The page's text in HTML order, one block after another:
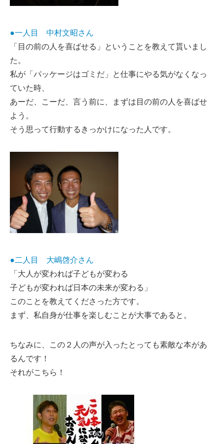
●一人目 中村文昭さん
「目の前の人を喜ばせる」ということを教えて貰いまし
た。
私が「パッケージはゴミだ」と仕事にやる気がなくなっ
ていた時、
あーだ、こーだ、言う前に、まずは目の前の人を喜ばせ
よう。
そう思って行動するきっかけになった人です。
●二人目 大嶋啓介さん
「大人が変われば子どもが変わる
子どもが変われば日本の未来が変わる」
このことを教えてくださった方です。
まず、私自身が仕事を楽しむことが大事であると。
ちなみに、この２人の声が入ったとっても素敵な本があ
るんです！
それがこちら！